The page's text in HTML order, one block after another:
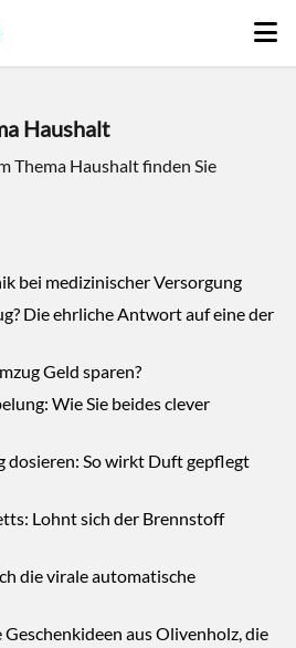
Haushalt
Thema Haushalt finden Sie
bei medizinischer Versorgung
Die ehrliche Antwort auf eine der
Geld sparen?
Wie Sie beides clever
dosieren: So wirkt Duft gepflegt
Lohnt sich der Brennstoff
die virale automatische
aus Olivenholz, die